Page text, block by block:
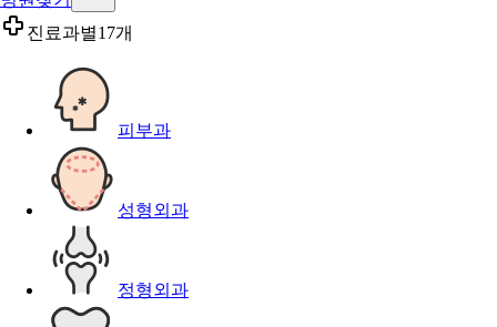
진료과별17개
피부과
성형외과
정형외과